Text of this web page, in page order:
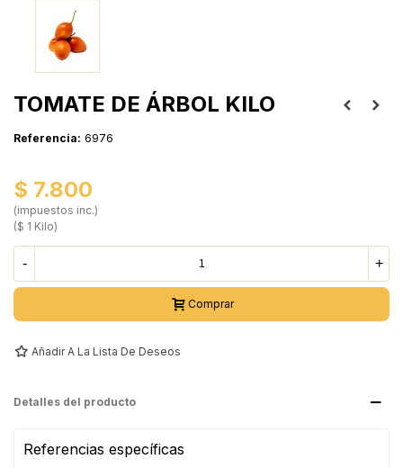
TOMATE DE ÁRBOL KILO
Referencia: 6976
$ 7.800
(impuestos inc.)
($ 1 Kilo)
- +
Comprar
Añadir A La Lista De Deseos
Detalles del producto
Referencias específicas